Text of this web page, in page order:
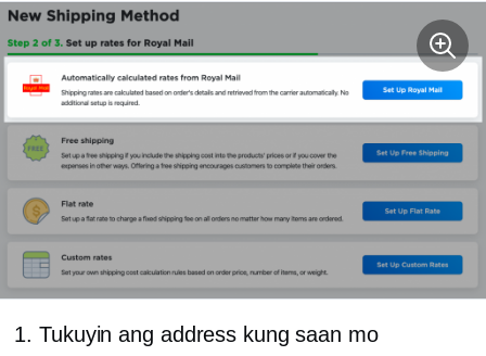
Tukuyin ang address kung saan mo